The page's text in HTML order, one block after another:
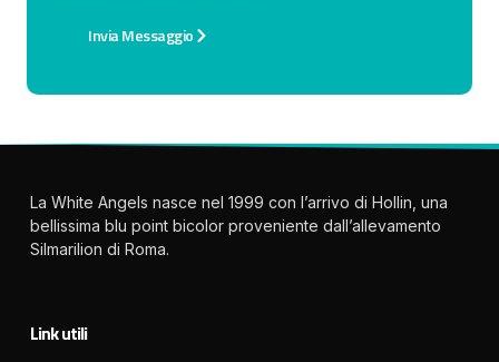
Invia Messaggio
La White Angels nasce nel 1999 con l’arrivo di Hollin, una
bellissima blu point bicolor proveniente dall’allevamento
Silmarilion di Roma.
Link utili